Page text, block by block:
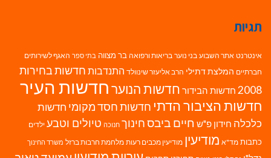
תגיות
אינטרנט אתר השבוע בני נוער בריאות ורפואה בר מצווה בתי ספר האגף לשירותים
חברתיים המלצת דתילי הרב אליעזר שינוולד התנדבות חדשות בחירות
2008 חדשות הבידור חדשות הנוערחדשות העיר
חדשות הציבור הדתי חדשות חסד מקומי חדשות
כלכלה חידון פ"ש חיים ביבסחינוך חנוכה טיולים וטבע ילדים
כתבות מד"א מודיעין מודיעין מכבים רעות מלחמת חרבות ברזל משרד החינוך